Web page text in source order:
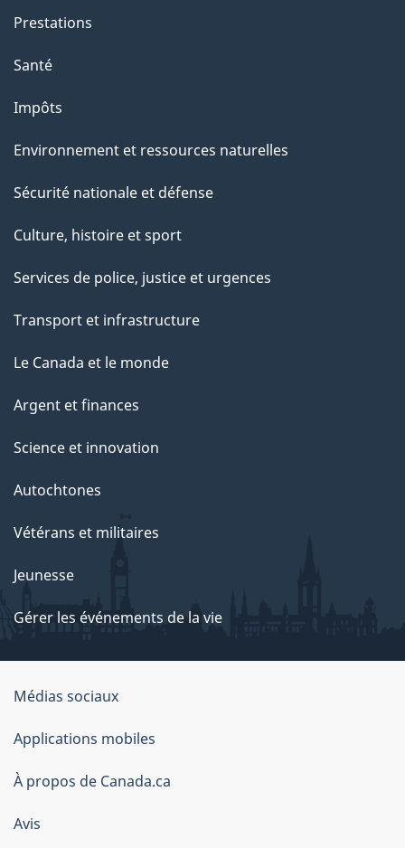
Prestations
Santé
Impôts
Environnement et ressources naturelles
Sécurité nationale et défense
Culture, histoire et sport
Services de police, justice et urgences
Transport et infrastructure
Le Canada et le monde
Argent et finances
Science et innovation
Autochtones
Vétérans et militaires
Jeunesse
Gérer les événements de la vie
Organisation
du
gouvernement
du
Canada
Médias sociaux
Applications mobiles
À propos de Canada.ca
Avis